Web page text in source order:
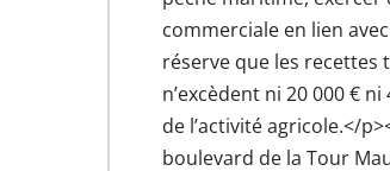
commerciale en lien
réserve que les recettes
n’excèdent ni 20 000 €
de l’activité agricole.</
boulevard de la Tour